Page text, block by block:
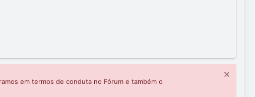
em termos de conduta no Fórum e também o